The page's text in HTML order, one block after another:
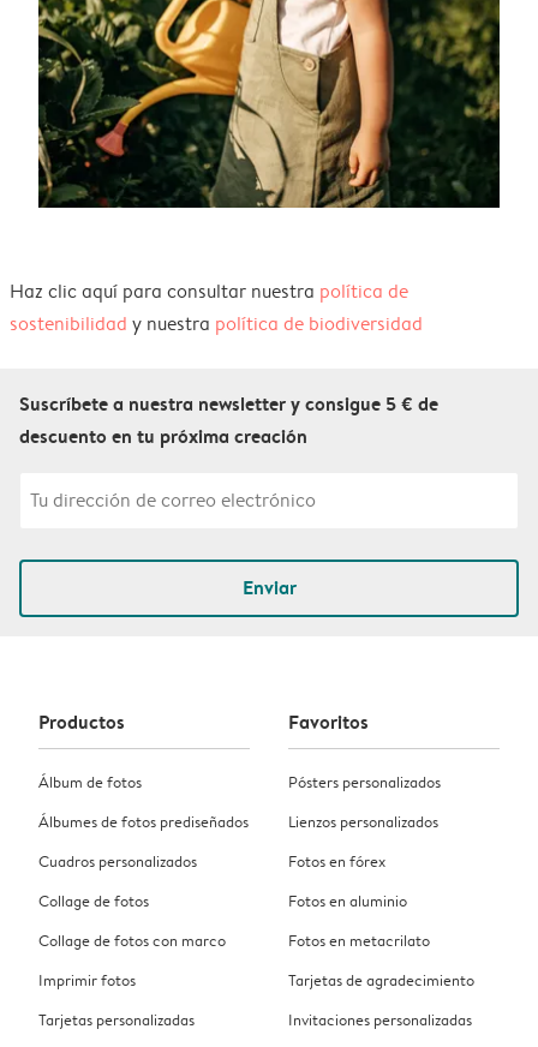
Haz clic aquí para consultar nuestra política de
sostenibilidad y nuestra política de biodiversidad
Suscríbete a nuestra newsletter y consigue 5 € de
descuento en tu próxima creación
Enviar
Productos
Álbum de fotos
Álbumes de fotos prediseñados
Cuadros personalizados
Collage de fotos
Collage de fotos con marco
Imprimir fotos
Tarjetas personalizadas
Favoritos
Pósters personalizados
Lienzos personalizados
Fotos en fórex
Fotos en aluminio
Fotos en metacrilato
Tarjetas de agradecimiento
Invitaciones personalizadas